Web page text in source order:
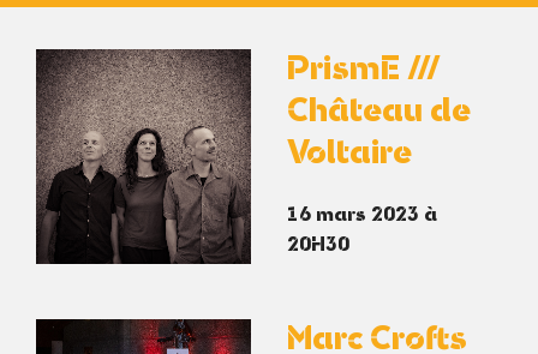
PrismE ///
Château de
Voltaire
16 mars 2023 à
20H30
Marc Crofts